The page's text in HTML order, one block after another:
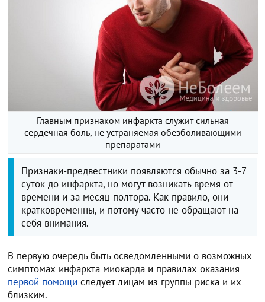
Главным признаком инфаркта служит сильная
сердечная боль, не устраняемая обезболивающими
препаратами
Признаки-предвестники появляются обычно за 3-7
суток до инфаркта, но могут возникать время от
времени и за месяц-полтора. Как правило, они
кратковременны, и потому часто не обращают на
себя внимания.
В первую очередь быть осведомленными о возможных
симптомах инфаркта миокарда и правилах оказания
первой помощи следует лицам из группы риска и их
близким.